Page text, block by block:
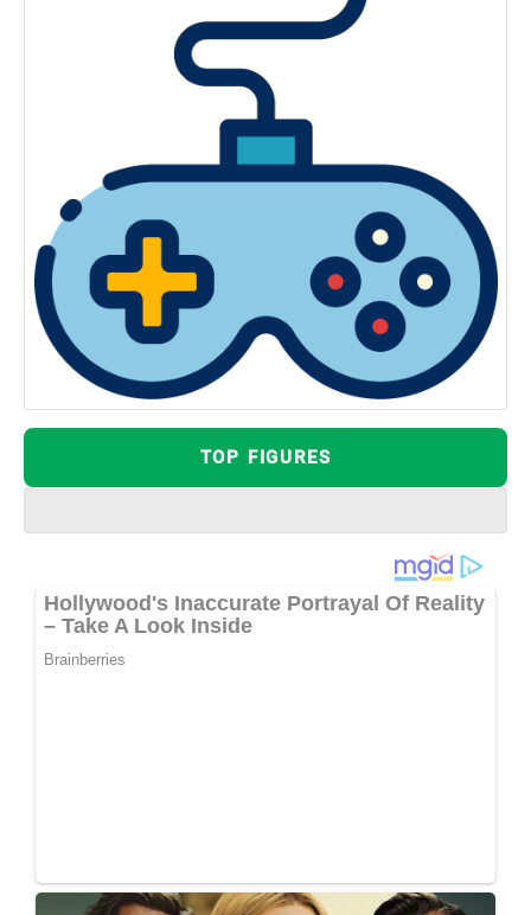
TOP FIGURES